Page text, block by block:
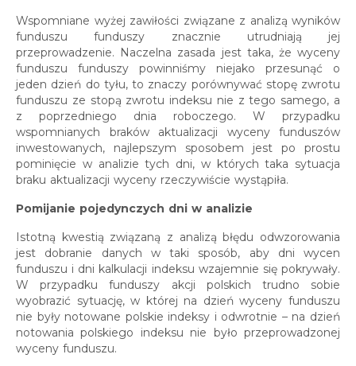
Wspomniane wyżej zawiłości związane z analizą wyników
funduszu funduszy znacznie utrudniają jej
przeprowadzenie. Naczelna zasada jest taka, że wyceny
funduszu funduszy powinniśmy niejako przesunąć o
jeden dzień do tyłu, to znaczy porównywać stopę zwrotu
funduszu ze stopą zwrotu indeksu nie z tego samego, a
z poprzedniego dnia roboczego. W przypadku
wspomnianych braków aktualizacji wyceny funduszów
inwestowanych, najlepszym sposobem jest po prostu
pominięcie w analizie tych dni, w których taka sytuacja
braku aktualizacji wyceny rzeczywiście wystąpiła.
Pomijanie pojedynczych dni w analizie
Istotną kwestią związaną z analizą błędu odwzorowania
jest dobranie danych w taki sposób, aby dni wycen
funduszu i dni kalkulacji indeksu wzajemnie się pokrywały.
W przypadku funduszy akcji polskich trudno sobie
wyobrazić sytuację, w której na dzień wyceny funduszu
nie były notowane polskie indeksy i odwrotnie – na dzień
notowania polskiego indeksu nie było przeprowadzonej
wyceny funduszu.